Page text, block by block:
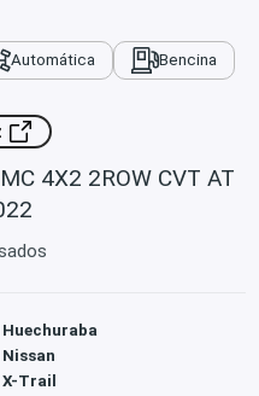
Automática Bencina
4X2 2ROW CVT AT
Huechuraba
Nissan
X-Trail